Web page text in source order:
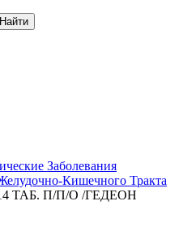
Найти
Заболевания
Кишечного Тракта
ТАБ. П/П/О /ГЕДЕОН